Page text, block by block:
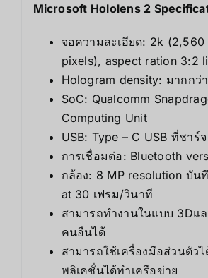
Microsoft Hololens 2
จอความละเอียด: 2k (2,560
pixels), aspect ration 3:2
Hologram density: มากกว่
SoC: Qualcomm
Computing Unit
USB: Type – C USB ที่ชาร์จ
การเชื่อมต่อ: Bluetooth
กล้อง: 8 MP resolution บัน
at 30 เฟรม/วินาที
สามารถทำงานในแบบ 3Dแ
คนอืนได้
สามารถใช้เครื่องมือส่วนตัว
พลิเคชั่นได้ทำเครือข่าย